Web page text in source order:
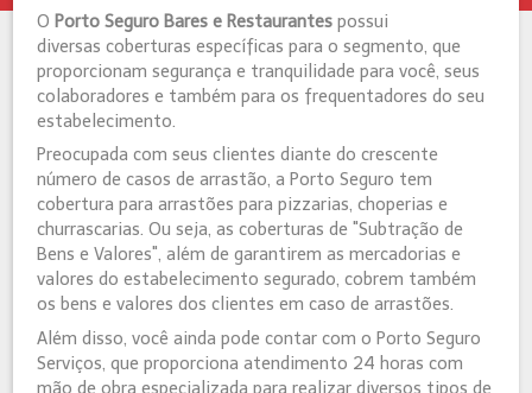
O Porto Seguro Bares e Restaurantes possui
diversas coberturas específicas para o segmento, que
proporcionam segurança e tranquilidade para você, seus
colaboradores e também para os frequentadores do seu
estabelecimento.
Preocupada com seus clientes diante do crescente
número de casos de arrastão, a Porto Seguro tem
cobertura para arrastões para pizzarias, choperias e
churrascarias. Ou seja, as coberturas de "Subtração de
Bens e Valores", além de garantirem as mercadorias e
valores do estabelecimento segurado, cobrem também
os bens e valores dos clientes em caso de arrastões.
Além disso, você ainda pode contar com o Porto Seguro
Serviços, que proporciona atendimento 24 horas com
mão de obra especializada para realizar diversos tipos de